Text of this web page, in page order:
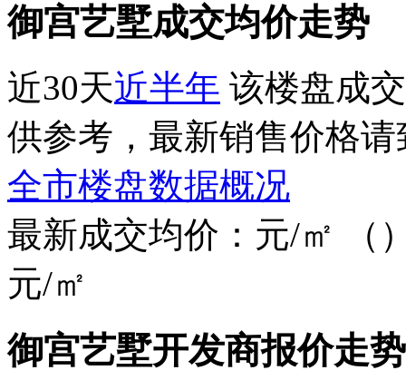
御宫艺墅成交均价走势
近30天近半年 该楼盘成
供参考，最新销售价格
全市楼盘数据概况
最新成交均价： 元/㎡ （
元/㎡
御宫艺墅开发商报价走势